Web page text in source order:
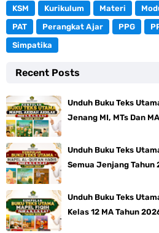
KSM
Kurikulum Materi
PAT
Perangkat Ajar PPG
Simpatika
Recent Posts
Unduh Buku Teks
Jenang MI, MTs Dan
Unduh Buku Teks
Semua Jenjang Tahun
Unduh Buku Teks
Kelas 12 MA Tahun